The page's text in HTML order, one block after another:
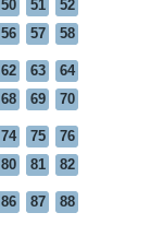
50 51
52
56 57 58
62 63
64
68 69 70
74 75
76
80 81 82
86 87 88